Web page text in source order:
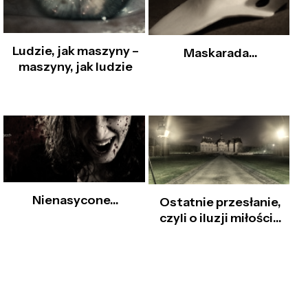
Ludzie, jak maszyny –
maszyny, jak ludzie
Maskarada…
Nienasycone…
Ostatnie przesłanie,
czyli o iluzji miłości…